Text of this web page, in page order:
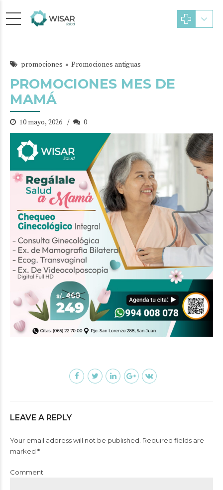
promociones Promociones antiguas
PROMOCIONES MES DE
MAMÁ
10 mayo, 2026 0
LEAVE A REPLY
Your email address will not be published. Required fields are
marked *
Comment